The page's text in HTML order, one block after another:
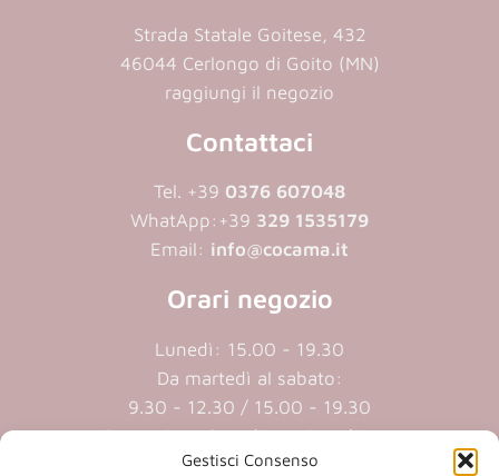
Gestisci Consenso
Strada Statale Goitese, 432
46044 Cerlongo di Goito (MN)
raggiungi il negozio
Contattaci
Tel. +39 0376 607048
WhatApp: +39 329 1535179
Email: info@cocama.it
Orari negozio
Lunedì: 15.00 - 19.30
Da martedì al sabato:
9.30 - 12.30 / 15.00 - 19.30
Domenica e lunedi mattina chiuso